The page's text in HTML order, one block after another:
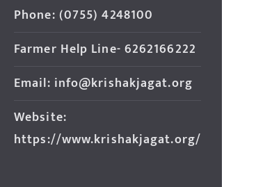
Phone: (0755) 4248100
Farmer Help Line- 6262166222
Email: info@krishakjagat.org
Website:
https://www.krishakjagat.org/